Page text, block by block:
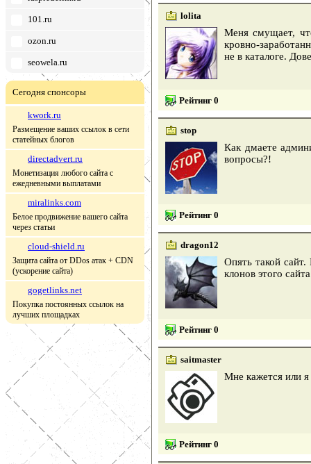
101.ru
ozon.ru
seowela.ru
Сегодня спонсоры
kwork.ru
Размещение ваших ссылок в сети
статейных блогов
directadvert.ru
Монетизация любого сайта с
ежедневными выплатами
miralinks.com
Белое продвижение вашего сайта
через статьи
cloud-shield.ru
Защита сайта от DDos атак + CDN
(ускорение сайта)
gogetlinks.net
Покупка постоянных ссылок на
лучших площадках
lolita
Меня смущает,
кровно-
не в каталоге.
Рейтинг 0
stop
Как дмаете
вопросы?!
Рейтинг 0
dragon12
Опять такой
клонов этого
Рейтинг 0
saitmaster
Мне кажется или я
Рейтинг 0